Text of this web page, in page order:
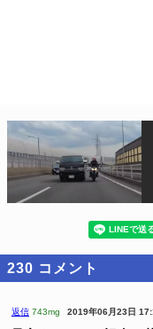
230 コメント
返信 743mg 2019年06月23日